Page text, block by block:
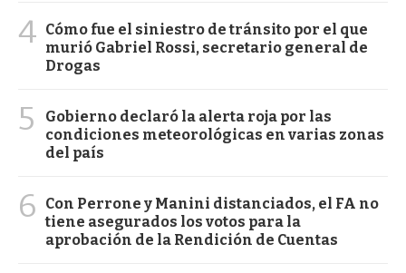
4 Cómo fue el siniestro de tránsito por el que
murió Gabriel Rossi, secretario general de
Drogas
5
Gobierno declaró la alerta roja por las
condiciones meteorológicas en varias zonas
del país
6
Con Perrone y Manini distanciados, el FA no
tiene asegurados los votos para la
aprobación de la Rendición de Cuentas